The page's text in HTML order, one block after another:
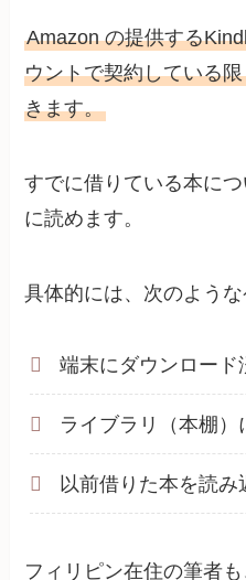
Amazon の提供する
ウントで契約している
きます。
すでに借りている本に
に読めます。
具体的には、次のような
端末にダウンロード
ライブラリ（本棚）
以前借りた本を読み
フィリピン在住の筆者